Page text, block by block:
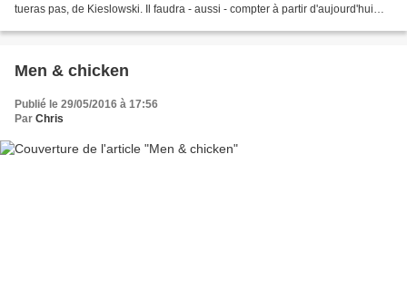
tueras pas, de Kieslowski. Il faudra - aussi - compter à partir d'aujourd'hui
Men & chicken
Publié le 29/05/2016 à 17:56
Par Chris